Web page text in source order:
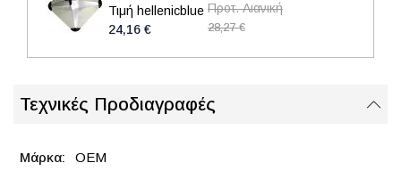
Τιμή hellenicblue
24,16 €
Προτ. Λιανική
28,27 €
Τεχνικές Προδιαγραφές
OEM